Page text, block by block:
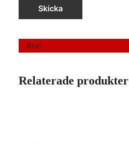
Rea!
Relaterade produkter